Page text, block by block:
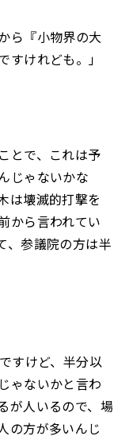
ら『小物界の大
けれども。」
とで、これは予
じゃないかな
は壊滅的打撃を
から言われてい
、参議院の方は半
すけど、半分以
ゃないかと言わ
が人いるので、場
の方が多いんじ